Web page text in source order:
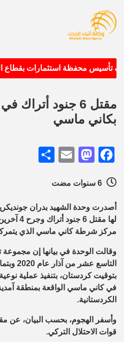
تأسيس محفظة استثمارات بقطاع
مقتل 6 جنود
بكاني ماسي
Facebook
Mastodon
Email
أصدرت وحدة الشهيد بدران
لها
مركز شرطة كاني ماسي الذي يتمركز
وقالت الوحدة في بيانها إن
التاسع
بتوقيت كردستان، بتنفيذ عملية
في كاني ماسي الواقعة بمنطقة
الكردستانية.
قوات الاحتلال التركي.